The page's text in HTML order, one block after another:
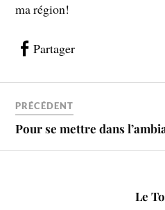
ma région!
Partager
PRÉCÉDENT
Pour se mettre dans
Le